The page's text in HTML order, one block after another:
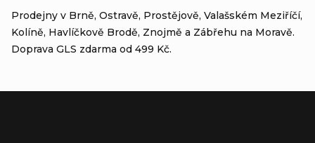
Prodejny v Brně, Ostravě, Prostějově, Valašském Meziříčí,
Kolíně, Havlíčkově Brodě, Znojmě a Zábřehu na Moravě.
Doprava GLS zdarma od 499 Kč.